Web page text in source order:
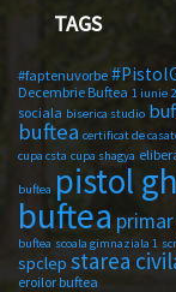
TAGS
#faptenuvorbe
Decembrie Buftea 1 iunie
sociala biserica studio
buftea certificat de
cupa csta cupa shagya
buftea pistol
buftea
buftea scoala gimnaziala 1
spclep starea
eroilor buftea